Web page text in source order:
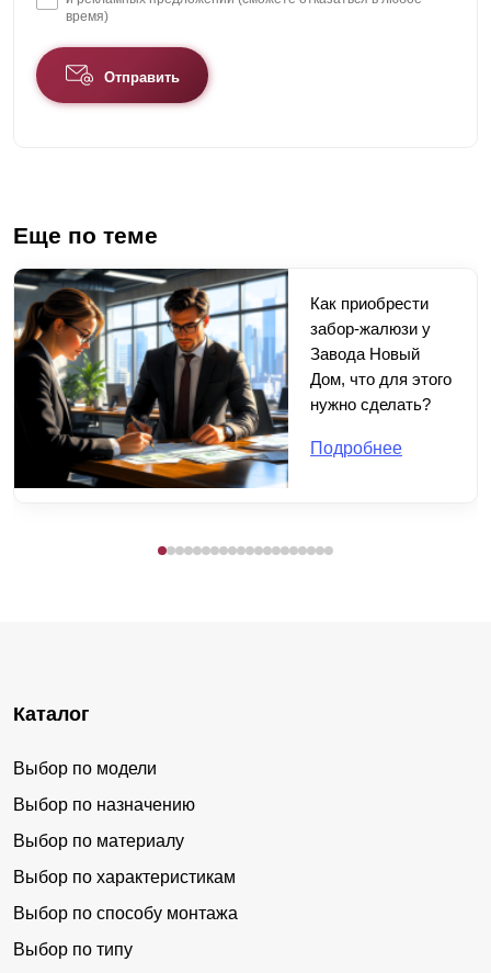
время)
Отправить
Еще по теме
Как приобрести
забор-жалюзи у
Завода Новый
Дом, что для этого
нужно сделать?
Подробнее
Каталог
Выбор по модели
Выбор по назначению
Выбор по материалу
Выбор по характеристикам
Выбор по способу монтажа
Выбор по типу